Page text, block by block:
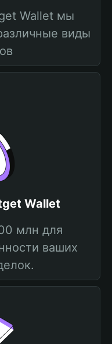
Wallet мы
виды
Wallet
млн для
ваших